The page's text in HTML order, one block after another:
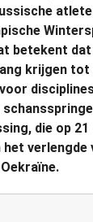
betekent
krijgen tot
die op
verlengde